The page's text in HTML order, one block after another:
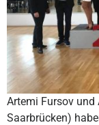
Artemi Fursov und
Saarbrücken)